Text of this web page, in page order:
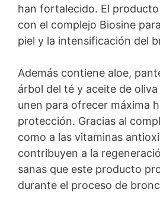
han fortalecido. El
con el complejo Biosine
piel y la intensificación del
Además contiene aloe,
árbol del té y aceite de oliva
unen para ofrecer máxima
protección. Gracias al
como a las vitaminas
contribuyen a la
sanas que este producto
durante el proceso de